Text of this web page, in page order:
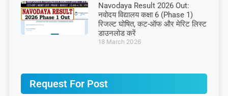
Navodaya Result 2026 Out:
नवोदय विद्यालय कक्षा 6 (Phase 1)
रिजल्ट घोषित, कट-ऑफ और मेरिट लिस्ट
डाउनलोड करें
18 March 2026
Request For Post